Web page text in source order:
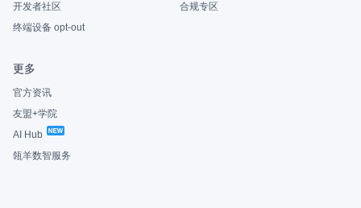
开发者社区
终端设备 opt-out
合规专区
更多
官方资讯
友盟+学院
AI Hub
瓴羊数智服务